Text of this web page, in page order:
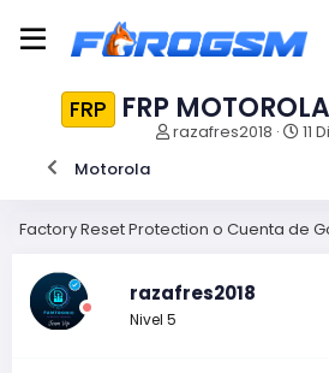
FRP FRP
I
a
o
r
d
razafres2018
F
d
11
Motorola
Factory Reset Protection o Cuenta de
razafres2018
Nivel 5